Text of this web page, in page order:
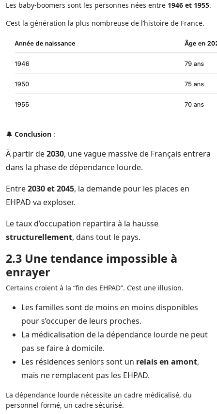
Les baby-boomers sont les personnes nées entre 1946 et 1955.
C’est la génération la plus nombreuse de l’histoire de France.
🔔 Conclusion :
À partir de2030, une vague massive de Français entrera
dans la phase de dépendance lourde.
Entre2030 et 2045, la demande pour les places en
EHPAD va exploser.
Le taux d’occupation repartira à la hausse
structurellement, dans tout le pays.
2.3 Une tendance impossible à
enrayer
Certains croient à la “fin des EHPAD”. C’est une illusion.
Les familles sont de moins en moins disponibles
pour s’occuper de leurs proches.
La médicalisation de la dépendance lourde ne peut
pas se faire à domicile.
Les résidences seniors sont un relais en amont,
mais ne remplacent pas les EHPAD.
La dépendance lourde nécessite un cadre médicalisé, du
personnel formé, un cadre sécurisé.